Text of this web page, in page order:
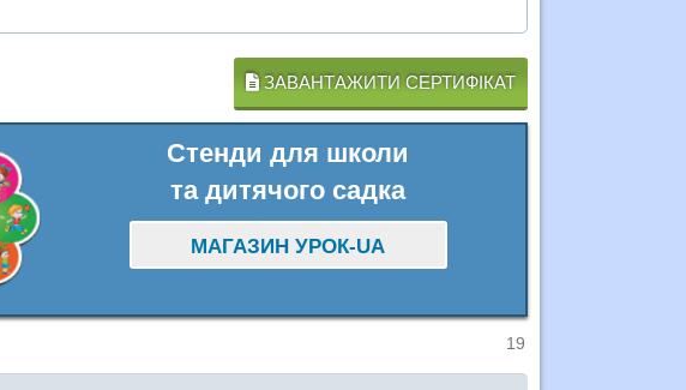
ЗАВАНТАЖИТИ СЕРТИФІКАТ
Стенди для школи
та дитячого садка
МАГАЗИН УРОК-UA
19